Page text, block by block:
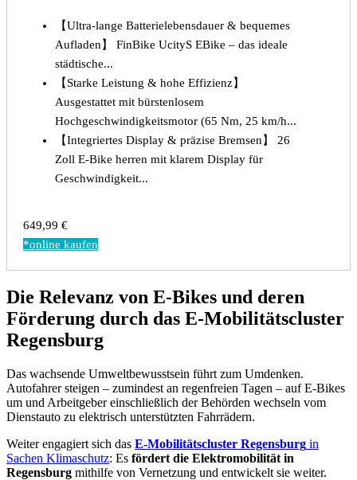
【Ultra-lange Batterielebensdauer & bequemes
Aufladen】 FinBike UcityS EBike – das ideale
städtische...
【Starke Leistung & hohe Effizienz】
Ausgestattet mit bürstenlosem
Hochgeschwindigkeitsmotor (65 Nm, 25 km/h...
【Integriertes Display & präzise Bremsen】 26
Zoll E-Bike herren mit klarem Display für
Geschwindigkeit...
649,99 €
*online kaufen
Die Relevanz von E-Bikes und deren
Förderung durch das E-Mobilitätscluster
Regensburg
Das wachsende Umweltbewusstsein führt zum Umdenken.
Autofahrer steigen – zumindest an regenfreien Tagen – auf E-Bikes
um und Arbeitgeber einschließlich der Behörden wechseln vom
Dienstauto zu elektrisch unterstützten Fahrrädern.
Weiter engagiert sich das E-Mobilitätscluster Regensburg in
Sachen Klimaschutz: Es fördert die Elektromobilität in
Regensburg mithilfe von Vernetzung und entwickelt sie weiter.